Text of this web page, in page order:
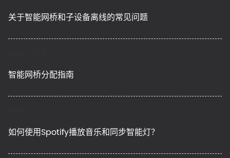
关于智能网桥和子设备离线的常见问题
智能网桥分配指南
如何使用Spotify播放音乐和同步智能灯？